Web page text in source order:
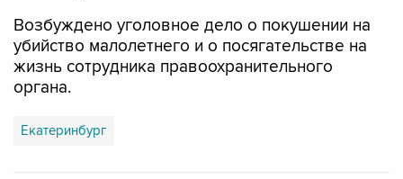
Возбуждено уголовное дело о покушении на
убийство малолетнего и о посягательстве на
жизнь сотрудника правоохранительного
органа.
Екатеринбург